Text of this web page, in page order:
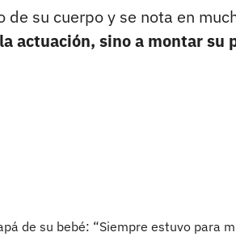
su cuerpo y se nota en
actuación, sino a montar su
de su bebé: “Siempre estuvo para